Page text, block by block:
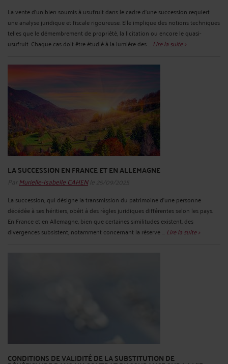
La vente d’un bien soumis à usufruit dans le cadre d’une succession requiert
une analyse juridique et fiscale rigoureuse. Elle implique des notions techniques
telles que le démembrement de propriété, la licitation ou encore le quasi-
usufruit. Chaque cas doit être étudié à la lumière des ... Lire la suite >
LA SUCCESSION EN FRANCE ET EN ALLEMAGNE
Par Murielle-Isabelle CAHENle 25/09/2025
La succession, qui désigne la transmission du patrimoine d’une personne
décédée à ses héritiers, obéit à des règles juridiques différentes selon les pays.
En France et en Allemagne, bien que certaines similitudes existent, des
divergences subsistent, notamment concernant la réserve ... Lire la suite >
CONDITIONS DE VALIDITÉ DE LA SUBSTITUTION DE